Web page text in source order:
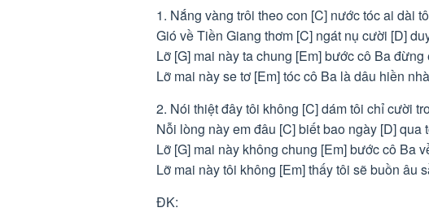
1. Nắng vàng trôi theo con [C] nước tóc ai dài
Gió về Tiền Giang thơm [C] ngát nụ cười [D]
Lỡ [G] mai này ta chung [Em] bước cô Ba đừng
Lỡ mai này se tơ [Em] tóc cô Ba là dâu hiền
2. Nói thiệt đây tôi không [C] dám tôi chỉ cười
Nỗi lòng này em đâu [C] biết bao ngày [D] qua
Lỡ [G] mai này không chung [Em] bước cô Ba
Lỡ mai này tôi không [Em] thấy tôi sẽ buồn âu
ĐK: